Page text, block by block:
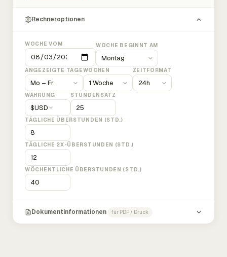
Rechneroptionen
WOCHE VOM WOCHE BEGINNT AM
ANGEZEIGTE TAGEWOCHEN ZEITFORMAT
WÄHRUNG
$USD
STUNDENSATZ
TÄGLICHE ÜBERSTUNDEN (STD.)
TÄGLICHE 2X-ÜBERSTUNDEN (STD.)
WÖCHENTLICHE ÜBERSTUNDEN (STD.)
Dokumentinformationen für PDF / Druck